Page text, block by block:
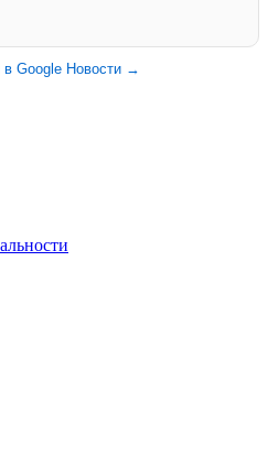
в Google Новости →